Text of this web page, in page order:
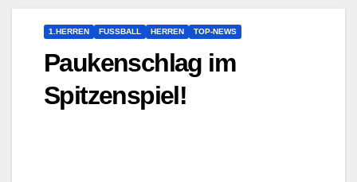
1.HERREN FUSSBALL HERREN TOP-NEWS
Paukenschlag im
Spitzenspiel!